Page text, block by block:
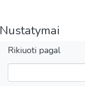
Nustatymai
Rikiuoti pagal